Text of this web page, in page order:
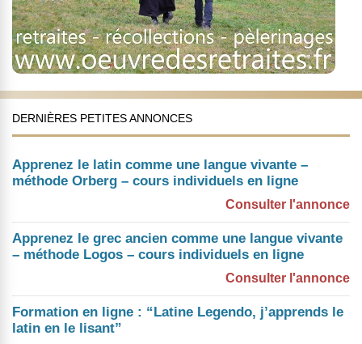
DERNIÈRES PETITES ANNONCES
Apprenez le latin comme une langue vivante –
méthode Orberg – cours individuels en ligne
Consulter l'annonce
Apprenez le grec ancien comme une langue vivante
– méthode Logos – cours individuels en ligne
Consulter l'annonce
Formation en ligne : “Latine Legendo, j’apprends le
latin en le lisant”